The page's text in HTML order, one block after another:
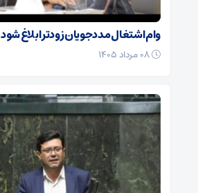
وام اشتغال مددجویان زودتر ابلاغ شود